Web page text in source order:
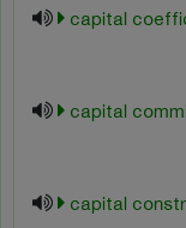
capital
capital
capital